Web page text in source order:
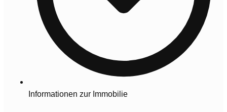
Informationen zur Immobilie